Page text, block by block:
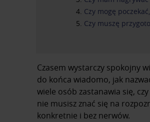
Czy mogę
Czy muszę
Czasem wystarczy spokojny
do końca wiadomo, jak
wiele osób zastanawia się,
nie musisz znać się na
konkretnie i bez nerwów.